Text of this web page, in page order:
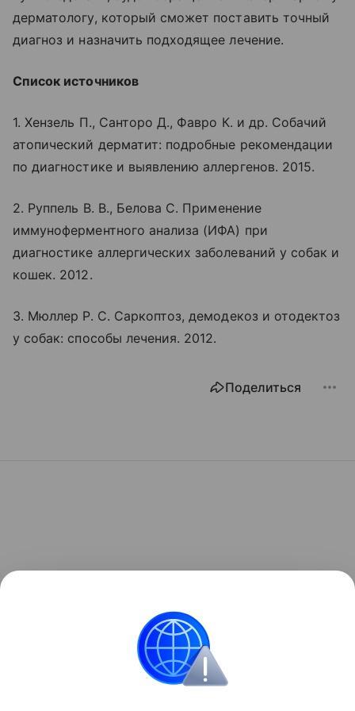
дерматологу, который сможет поставить точный
диагноз и назначить подходящее лечение.
Список источников
1. Хензель П., Санторо Д., Фавро К. и др. Собачий
атопический дерматит: подробные рекомендации
по диагностике и выявлению аллергенов. 2015.
2. Руппель В. В., Белова С. Применение
иммуноферментного анализа (ИФА) при
диагностике аллергических заболеваний у собак и
кошек. 2012.
3. Мюллер Р. С. Саркоптоз, демодекоз и отодектоз
у собак: способы лечения. 2012.
Поделиться